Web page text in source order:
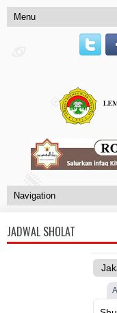
JADWAL SHOLAT